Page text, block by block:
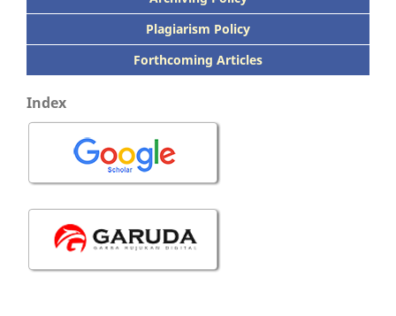
Plagiarism Policy
Forthcoming Articles
Index